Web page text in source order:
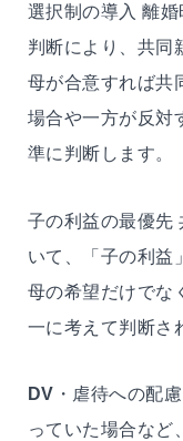
選択制の導入 離
判断により、共同
母が合意すれば共
場合や一方が反対
準に判断します。
子の利益の最優先
いて、「子の利益
母の希望だけでな
一に考えて判断さ
DV ・虐待への配
っていた場合など